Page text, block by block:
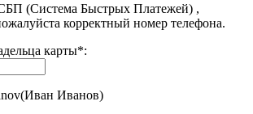
(Система Быстрых Платежей) ,
корректный номер телефона.
карты*:
Иванов)